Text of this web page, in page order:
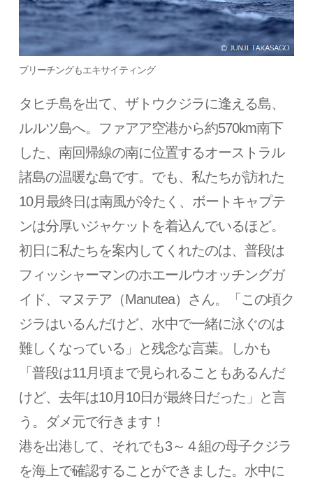
ブリーチングもエキサイティング
タヒチ島を出て、ザトウクジラに逢える島、
ルルツ島へ。ファアア空港から約570km南下
した、南回帰線の南に位置するオーストラル
諸島の温暖な島です。でも、私たちが訪れた
10月最終日は南風が冷たく、ボートキャプテ
ンは分厚いジャケットを着込んでいるほど。
初日に私たちを案内してくれたのは、普段は
フィッシャーマンのホエールウオッチングガ
イド、マヌテア（Manutea）さん。「この頃ク
ジラはいるんだけど、水中で一緒に泳ぐのは
難しくなっている」と残念な言葉。しかも
「普段は11月頃まで見られることもあるんだ
けど、去年は10月10日が最終日だった」と言
う。ダメ元で行きます！
港を出港して、それでも3～４組の母子クジラ
を海上で確認することができました。水中に